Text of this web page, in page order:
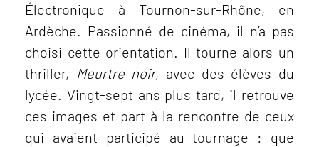
Électronique à Tournon-sur-Rhône, en
Ardèche. Passionné de cinéma, il n’a pas
choisi cette orientation. Il tourne alors un
thriller, Meurtre noir, avec des élèves du
lycée. Vingt-sept ans plus tard, il retrouve
ces images et part à la rencontre de ceux
qui avaient participé au tournage : que